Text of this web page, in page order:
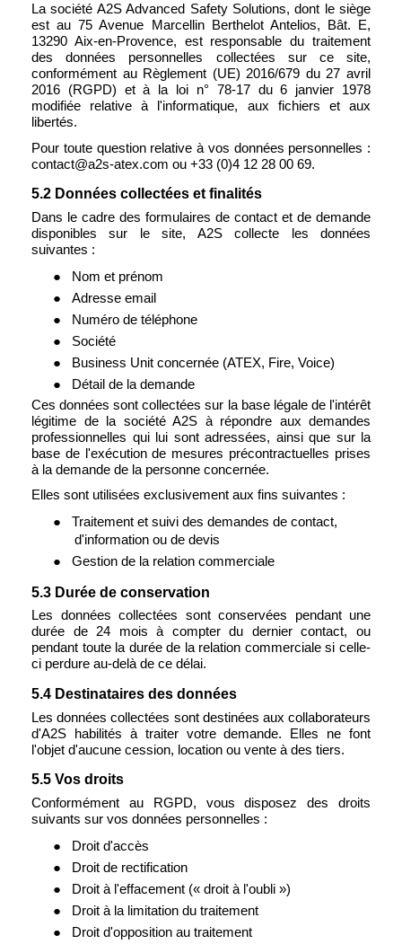
La société A2S Advanced Safety Solutions, dont le siège
est au 75 Avenue Marcellin Berthelot Antelios, Bât. E,
13290 Aix-en-Provence, est responsable du traitement
des données personnelles collectées sur ce site,
conformément au Règlement (UE) 2016/679 du 27 avril
2016 (RGPD) et à la loi n° 78-17 du 6 janvier 1978
modifiée relative à l'informatique, aux fichiers et aux
libertés.
Pour toute question relative à vos données personnelles :
contact@a2s-atex.com ou +33 (0)4 12 28 00 69.
5.2 Données collectées et finalités
Dans le cadre des formulaires de contact et de demande
disponibles sur le site, A2S collecte les données
suivantes :
● Nom et prénom
● Adresse email
● Numéro de téléphone
● Société
● Business Unit concernée (ATEX, Fire, Voice)
●
Détail de la demande
Ces données sont collectées sur la base légale de l'intérêt
légitime de la société A2S à répondre aux demandes
professionnelles qui lui sont adressées, ainsi que sur la
base de l'exécution de mesures précontractuelles prises
à la demande de la personne concernée.
Elles sont utilisées exclusivement aux fins suivantes :
●
Traitement et suivi des demandes de contact,
d'information ou de devis
● Gestion de la relation commerciale
5.3 Durée de conservation
Les données collectées sont conservées pendant une
durée de 24 mois à compter du dernier contact, ou
pendant toute la durée de la relation commerciale si celle-
ci perdure au-delà de ce délai.
5.4 Destinataires des données
Les données collectées sont destinées aux collaborateurs
d'A2S habilités à traiter votre demande. Elles ne font
l'objet d'aucune cession, location ou vente à des tiers.
5.5 Vos droits
Conformément au RGPD, vous disposez des droits
suivants sur vos données personnelles :
● Droit d'accès
● Droit de rectification
● Droit à l'effacement (« droit à l'oubli »)
● Droit à la limitation du traitement
● Droit d'opposition au traitement